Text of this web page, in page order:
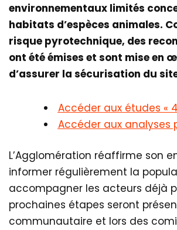
environnementaux limités
habitats d’espèces animales.
risque pyrotechnique, des
ont été émises et sont mise en
d’assurer la sécurisation du
Accéder aux études «
Accéder aux analyses
L’Agglomération réaffirme son
informer régulièrement la
accompagner les acteurs déjà
prochaines étapes seront
communautaire et lors des